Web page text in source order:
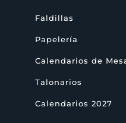
Faldillas
Papelería
Calendarios de
Talonarios
Calendarios 2027